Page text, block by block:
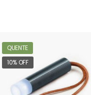
QUENTE
10% OFF